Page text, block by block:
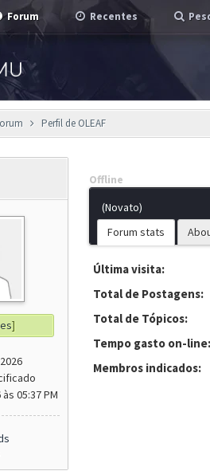
Forum Recentes
Perfil de OLEAF
]
05:37 PM
Offline
(Novato)
Forum stats
Última visita:
Total de Postagens:
Total de Tópicos:
Tempo gasto on-line:
Membros indicados: